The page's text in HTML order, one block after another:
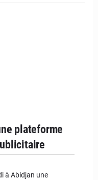
plateforme
à Abidjan une